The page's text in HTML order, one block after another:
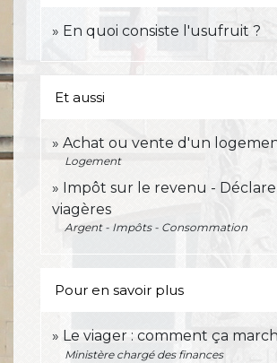
En quoi consiste l'usufruit ?
Et aussi
Achat ou vente d'un
Logement
Impôt sur le revenu -
viagères
Argent - Impôts - Consommation
Pour en savoir plus
Le viager : comment ça
Ministère chargé des finances